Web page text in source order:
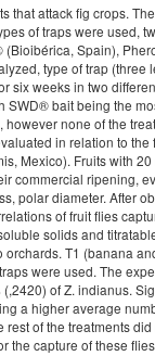
attack fig crops.
of traps were used,
(Bioibérica, Spain),
type of trap (three
six weeks in two
bait being the
none of the
in relation to the
Mexico). Fruits with
commercial ripening,
polar diameter. After
of fruit flies
solids and
T1 (banana
were used. The
of Z. indianus.
a higher average
of the treatments
the capture of these